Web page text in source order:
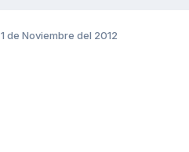
1 de Noviembre del 2012